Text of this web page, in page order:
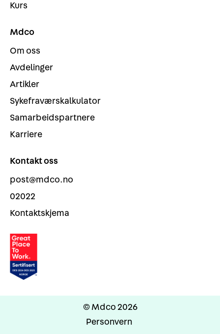
Kurs
Mdco
Om oss
Avdelinger
Artikler
Sykefraværskalkulator
Samarbeidspartnere
Karriere
Kontakt oss
post@mdco.no
02022
Kontaktskjema
© Mdco 2026
Personvern